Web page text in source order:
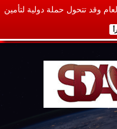
وقد تتحول حملة دولية لتأمين